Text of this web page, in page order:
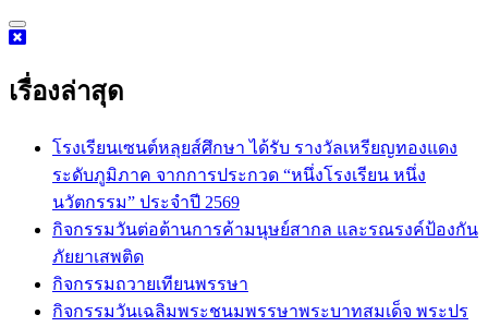
Skip
to
เรื่องล่าสุด
โรงเรียนเซนต์หลุยส์ศึกษา ได้รับ รางวัลเหรียญทองแดง
ระดับภูมิภาค จากการประกวด “หนึ่งโรงเรียน หนึ่ง
นวัตกรรม” ประจำปี 2569
กิจกรรม​วันต่อต้านการค้ามนุษย์สากล และรณรงค์ป้องกัน
ภัยยาเสพติด
กิจกรรมถวายเทียนพรรษา
กิจกรรมวันเฉลิมพระชนมพรรษาพระบาทสมเด็จ พระปร